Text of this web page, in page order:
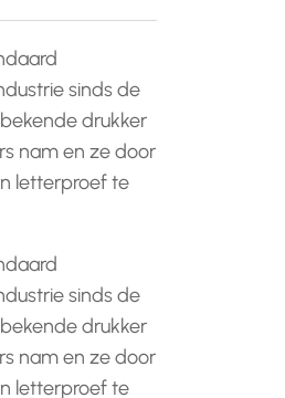
sinds de
drukker
nam en ze door
letterproef te
sinds de
drukker
nam en ze door
letterproef te